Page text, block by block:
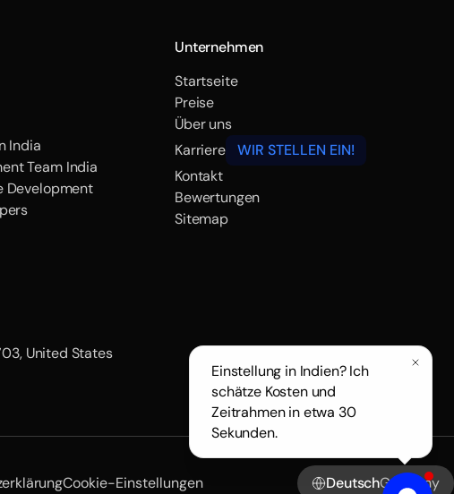
India
Team India
Development
Unternehmen
Startseite
Preise
Über uns
Karriere
WIR STELLEN EIN!
Kontakt
Bewertungen
Sitemap
United States
Cookie-Einstellungen DeutschGermany
Einstellung in Indien? Ich
schätze Kosten und
Zeitrahmen in etwa 30
Sekunden.